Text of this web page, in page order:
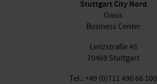
Stuttgart City Nord
Oasis
Business Center
Leitzstraße 45
70469 Stuttgart
Tel.: +49 (0)711 490 66 100